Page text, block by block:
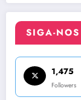
SIGA-NOS
1,475
Followers